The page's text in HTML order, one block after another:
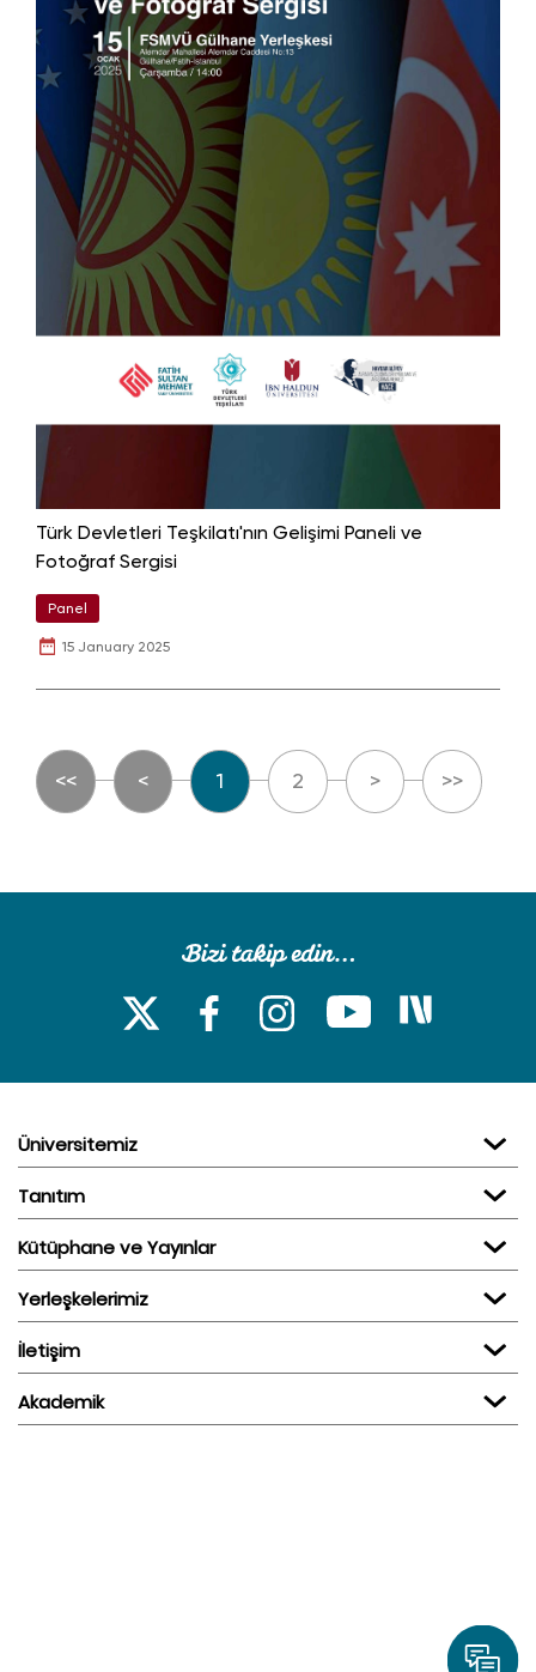
Türk Devletleri Teşkilatı'nın Gelişimi Paneli ve
Fotoğraf Sergisi
Panel
15 January 2025
<< < 1 2 > >>
Üniversitemiz
Tanıtım
Kütüphane ve Yayınlar
Yerleşkelerimiz
İletişim
Akademik